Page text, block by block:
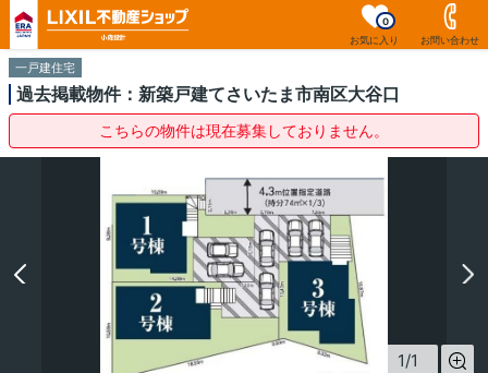
お気に入り
0
お問い合わせ
一戸建住宅
過去掲載物件：新築戸建てさいたま市南区大谷口
こちらの物件は現在募集しておりません。
1/1